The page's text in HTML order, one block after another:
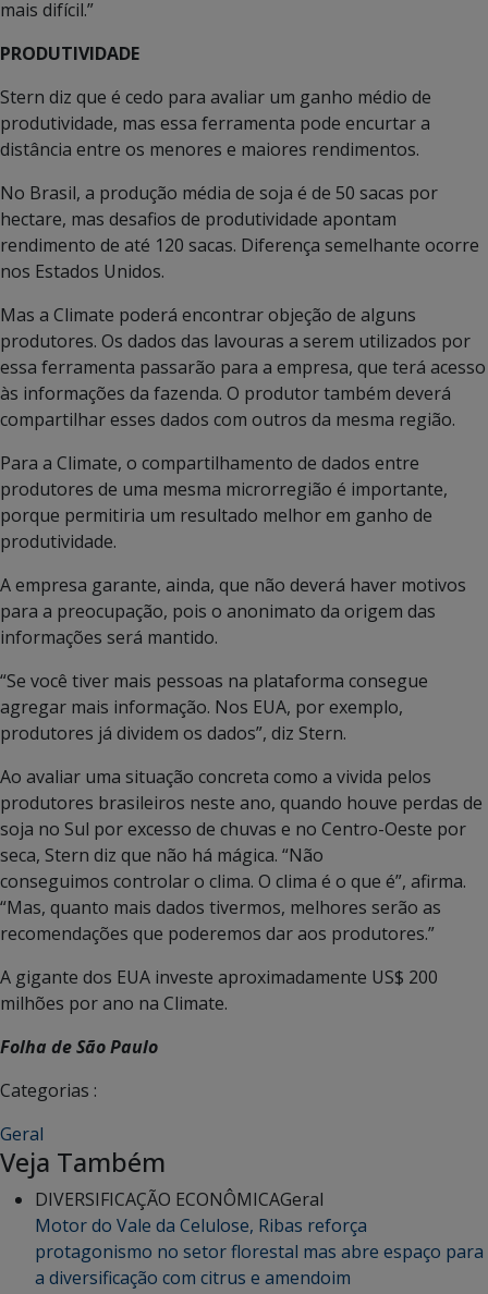
mais difícil.”
PRODUTIVIDADE
Stern diz que é cedo para avaliar um ganho médio de
produtividade, mas essa ferramenta pode encurtar a
distância entre os menores e maiores rendimentos.
No Brasil, a produção média de soja é de 50 sacas por
hectare, mas desafios de produtividade apontam
rendimento de até 120 sacas. Diferença semelhante ocorre
nos Estados Unidos.
Mas a Climate poderá encontrar objeção de alguns
produtores. Os dados das lavouras a serem utilizados por
essa ferramenta passarão para a empresa, que terá acesso
às informações da fazenda. O produtor também deverá
compartilhar esses dados com outros da mesma região.
Para a Climate, o compartilhamento de dados entre
produtores de uma mesma microrregião é importante,
porque permitiria um resultado melhor em ganho de
produtividade.
A empresa garante, ainda, que não deverá haver motivos
para a preocupação, pois o anonimato da origem das
informações será mantido.
“Se você tiver mais pessoas na plataforma consegue
agregar mais informação. Nos EUA, por exemplo,
produtores já dividem os dados”, diz Stern.
Ao avaliar uma situação concreta como a vivida pelos
produtores brasileiros neste ano, quando houve perdas de
soja no Sul por excesso de chuvas e no Centro-Oeste por
seca, Stern diz que não há mágica. “Não
conseguimos controlar o clima. O clima é o que é”, afirma.
“Mas, quanto mais dados tivermos, melhores serão as
recomendações que poderemos dar aos produtores.”
A gigante dos EUA investe aproximadamente US$ 200
milhões por ano na Climate.
Folha de São Paulo
Categorias :
Geral
Veja Também
DIVERSIFICAÇÃO ECONÔMICAGeral
Motor do Vale da Celulose, Ribas reforça
protagonismo no setor florestal mas abre espaço para
a diversificação com citrus e amendoim